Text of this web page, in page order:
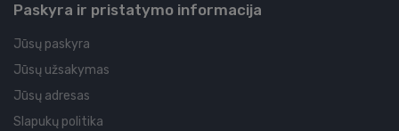
Paskyra ir pristatymo informacija
Jūsų paskyra
Jūsų užsakymas
Jūsų adresas
Slapukų politika